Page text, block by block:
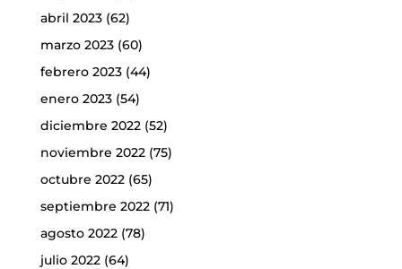
abril 2023(62)
marzo 2023(60)
febrero 2023(44)
enero 2023(54)
diciembre 2022(52)
noviembre 2022(75)
octubre 2022(65)
septiembre 2022(71)
agosto 2022(78)
julio 2022(64)